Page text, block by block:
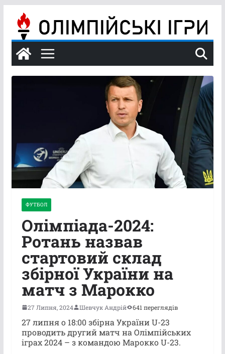
вмісту
ФУТБОЛ
Олімпіада-2024:
Ротань назвав
стартовий склад
збірної України на
матч з Марокко
27 Липня, 2024 Шевчук Андрій 641 переглядів
27 липня о 18:00 збірна України U-23
проводить другий матч на Олімпійських
іграх 2024 – з командою Марокко U-23.